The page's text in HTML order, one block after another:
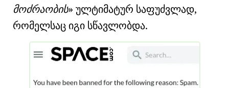
მოძრაობის ულტიმატურ საფუძვლად,
რომელსაც იგი სწავლობდა.